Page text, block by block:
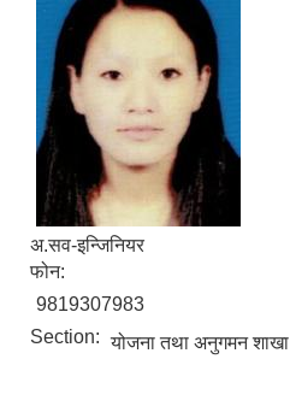
अ.सव-इन्जिनियर
फोन:
9819307983
Section: योजना तथा अनुगमन शाखा